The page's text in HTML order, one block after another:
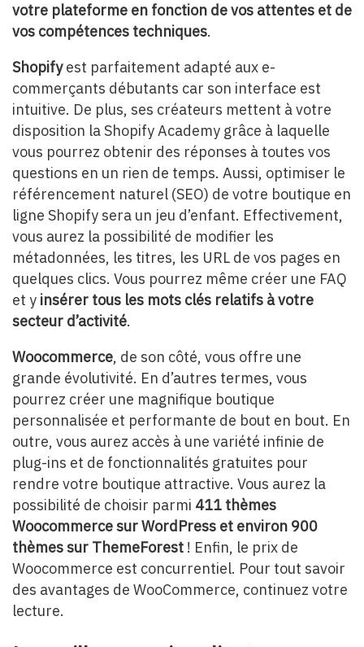
votre plateforme en fonction de vos attentes et de
vos compétences techniques.
Shopifyest parfaitement adapté aux e-
commerçants débutants car son interface est
intuitive. De plus, ses créateurs mettent à votre
disposition la Shopify Academy grâce à laquelle
vous pourrez obtenir des réponses à toutes vos
questions en un rien de temps. Aussi, optimiser le
référencement naturel (SEO) de votre boutique en
ligne Shopify sera un jeu d’enfant. Effectivement,
vous aurez la possibilité de modifier les
métadonnées, les titres, les URL de vos pages en
quelques clics. Vous pourrez même créer une FAQ
et y insérer tous les mots clés relatifs à votre
secteur d’activité.
Woocommerce, de son côté, vous offre une
grande évolutivité. En d’autres termes, vous
pourrez créer une magnifique boutique
personnalisée et performante de bout en bout. En
outre, vous aurez accès à une variété infinie de
plug-ins et de fonctionnalités gratuites pour
rendre votre boutique attractive. Vous aurez la
possibilité de choisir parmi 411 thèmes
Woocommerce sur WordPress et environ 900
thèmes sur ThemeForest ! Enfin, le prix de
Woocommerce est concurrentiel. Pour tout savoir
des avantages de WooCommerce, continuez votre
lecture.